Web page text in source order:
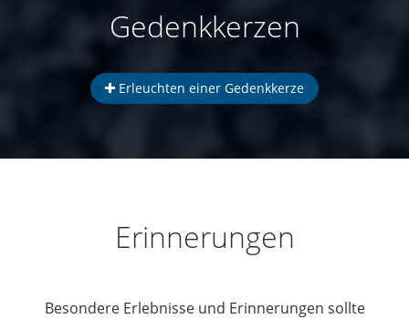
Gedenkkerzen
Erleuchten einer Gedenkkerze
Erinnerungen
Besondere Erlebnisse und Erinnerungen sollte